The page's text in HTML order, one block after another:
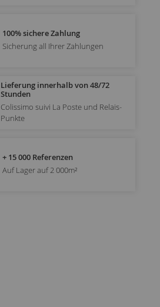
100% sichere Zahlung
Sicherung all Ihrer Zahlungen
Lieferung innerhalb von 48/72
Stunden
Colissimo suivi La Poste und Relais-
Punkte
+ 15 000 Referenzen
Auf Lager auf 2 000m²